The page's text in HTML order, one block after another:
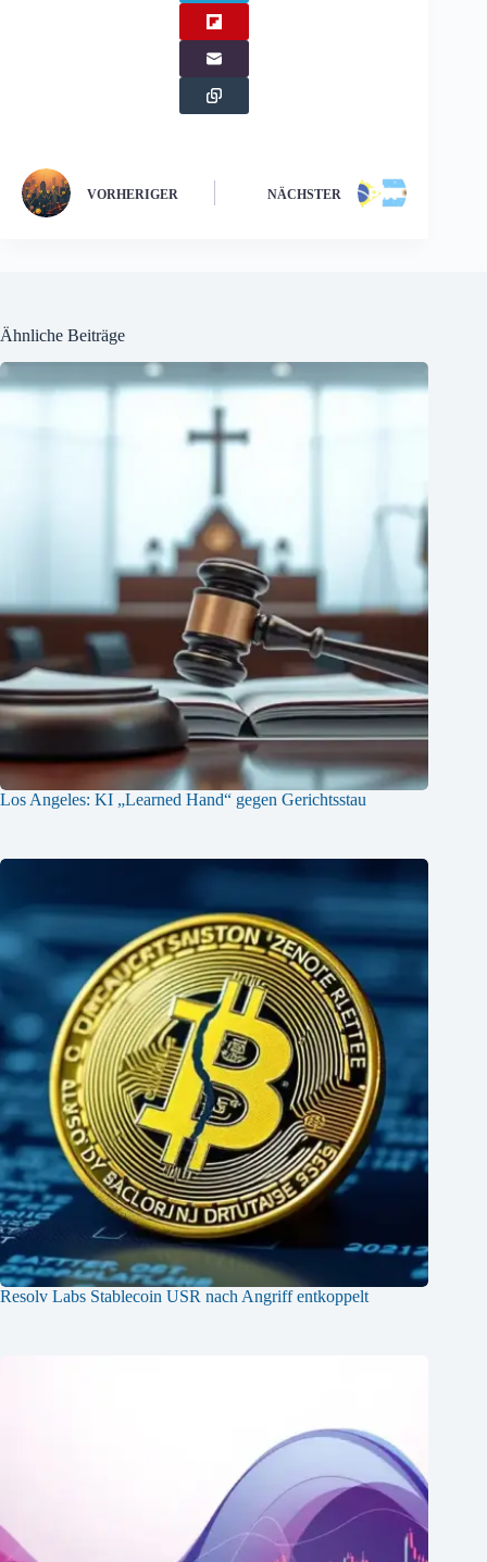
VORHERIGER NÄCHSTER
Ähnliche Beiträge
Los Angeles: KI „Learned Hand“ gegen Gerichtsstau
Resolv Labs Stablecoin USR nach Angriff entkoppelt